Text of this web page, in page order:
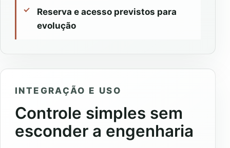
Reserva e acesso previstos para
evolução
INTEGRAÇÃO E USO
Controle simples sem
esconder a engenharia